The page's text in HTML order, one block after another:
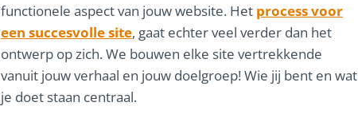
functionele aspect van jouw website. Het process voor
een succesvolle site, gaat echter veel verder dan het
ontwerp op zich. We bouwen elke site vertrekkende
vanuit jouw verhaal en jouw doelgroep! Wie jij bent en wat
je doet staan centraal.